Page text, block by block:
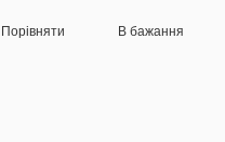
Порівняти В бажання